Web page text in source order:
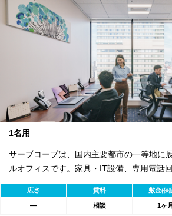
1名用
サーブコープは、国内主要都市の一等地に
ルオフィスです。家具・IT設備、専用電話
Fiを完備。バイリンガル秘書・受付サービ
始が可能。初期費用を抑え、会議室やコワ
用可能。最短1ヶ月から契約でき、柔軟な働
広さ 賃料 敷金(保
― 相談 1ヶ月